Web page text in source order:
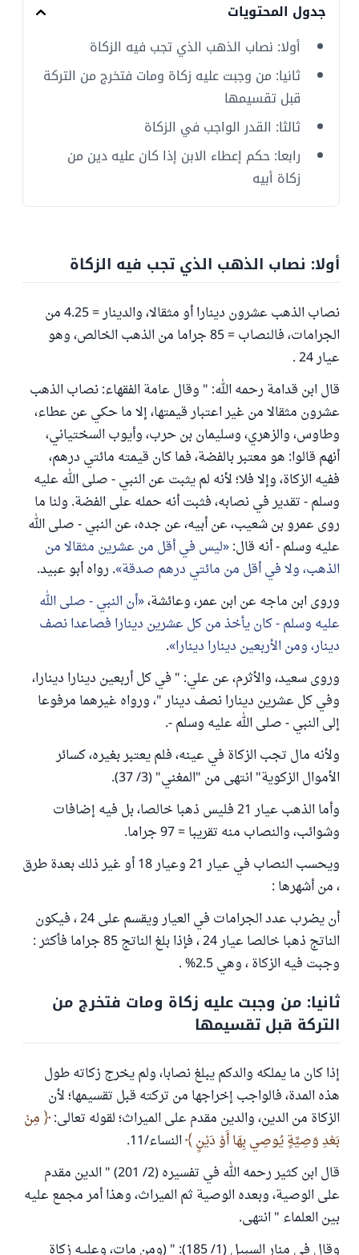
جدول المحتويات
أولا: نصاب الذهب الذي تجب فيه الزكاة
ثانيا: من وجبت عليه زكاة ومات فتخرج من التركة
قبل تقسيمها
ثالثا: القدر الواجب في الزكاة
رابعا: حكم إعطاء الابن إذا كان عليه دين من
زكاة أبيه
أولا: نصاب الذهب الذي تجب فيه الزكاة
نصاب الذهب عشرون دينارا أو مثقالا، والدينار = 4.25 من
الجرامات، فالنصاب = 85 جراما من الذهب الخالص، وهو
عيار 24 .
قال ابن قدامة رحمه الله: " وقال عامة الفقهاء: نصاب الذهب
عشرون مثقالا من غير اعتبار قيمتها، إلا ما حكي عن عطاء،
وطاوس، والزهري، وسليمان بن حرب، وأيوب السختياني،
أنهم قالوا: هو معتبر بالفضة، فما كان قيمته مائتي درهم،
ففيه الزكاة، وإلا فلا؛ لأنه لم يثبت عن النبي - صلى الله عليه
وسلم - تقدير في نصابه، فثبت أنه حمله على الفضة. ولنا ما
روى عمرو بن شعيب، عن أبيه، عن جده، عن النبي - صلى الله
عليه وسلم - أنه قال: ليس في أقل من عشرين مثقالا من
الذهب، ولا في أقل من مائتي درهم صدقة . رواه أبو عبيد.
وروى ابن ماجه عن ابن عمر، وعائشة، أن النبي - صلى الله
عليه وسلم - كان يأخذ من كل عشرين دينارا فصاعدا نصف
دينار، ومن الأربعين دينارا دينارا .
وروى سعيد، والأثرم، عن علي: " في كل أربعين دينارا دينارا،
وفي كل عشرين دينارا نصف دينار "، ورواه غيرهما مرفوعا
إلى النبي - صلى الله عليه وسلم -.
ولأنه مال تجب الزكاة في عينه، فلم يعتبر بغيره، كسائر
الأموال الزكوية" انتهى من "المغني" (3/ 37).
وأما الذهب عيار 21 فليس ذهبا خالصا، بل فيه إضافات
وشوائب، والنصاب منه تقريبا = 97 جراما.
ويحسب النصاب في عيار 21 وعيار 18 أو غير ذلك بعدة طرق
، من أشهرها :
أن يضرب عدد الجرامات في العيار ويقسم على 24 ، فيكون
الناتج ذهبا خالصا عيار 24 ، فإذا بلغ الناتج 85 جراما فأكثر :
وجبت فيه الزكاة ، وهي 2.5% .
ثانيا: من وجبت عليه زكاة ومات فتخرج من
التركة قبل تقسيمها
إذا كان ما يملكه والدكم يبلغ نصابا، ولم يخرج زكاته طول
هذه المدة، فالواجب إخراجها من تركته قبل تقسيمها؛ لأن
الزكاة من الدين، والدين مقدم على الميراث؛ لقوله تعالى:
مِنْ
بَعْدِ وَصِيَّةٍ يُوصِي بِهَا أَوْ دَيْنٍ النساء/11.
قال ابن كثير رحمه الله في تفسيره (2/ 201) " الدين مقدم
على الوصية، وبعده الوصية ثم الميراث، وهذا أمر مجمع عليه
بين العلماء " انتهى.
وقال في منار السبيل (1/ 185): " (ومن مات، وعليه زكاة